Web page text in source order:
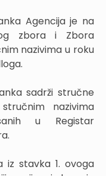
Agencija je na
zbora i Zbora
nazivima u roku
sadrži stručne
nazivima
u Registar
iz stavka 1. ovoga